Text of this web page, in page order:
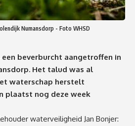
Numansdorp - Foto WHSD
een beverburcht aangetroffen in
Het talud was al
waterschap herstelt
plaatst nog deze week
waterveiligheid Jan Bonjer: